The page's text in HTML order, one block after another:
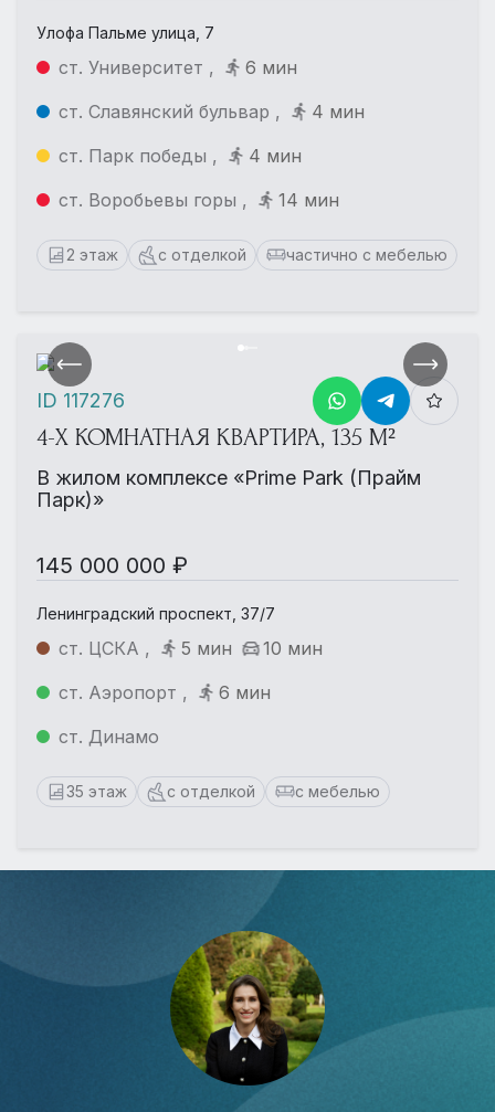
Улофа Пальме улица, 7
ст. Университет ,
6 мин
ст. Славянский бульвар ,
4 мин
ст. Парк победы ,
4 мин
ст. Воробьевы горы ,
14 мин
2 этаж с отделкой частично с мебелью
4-Х КОМНАТНАЯ КВАРТИРА, 135 М²
В жилом комплексе «Prime Park (Прайм
Парк)»
145 000 000 ₽
Ленинградский проспект, 37/7
ст. ЦСКА , 5 мин
10 мин
ст. Аэропорт ,
6 мин
ст. Динамо
35 этаж с отделкой с мебелью
ID 117276